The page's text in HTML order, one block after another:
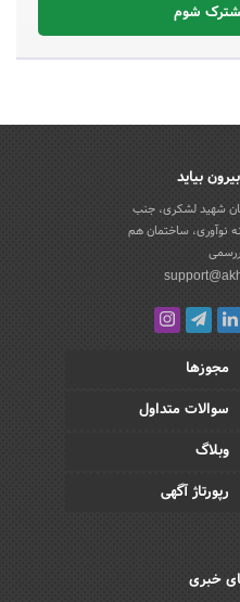
شوم
بیاید
شهید لشکری، جنب
نوآوری، ساختمان هم
مجوزها
سوالات متداول
وبلاگ
رپورتاژ آگهی
خبری